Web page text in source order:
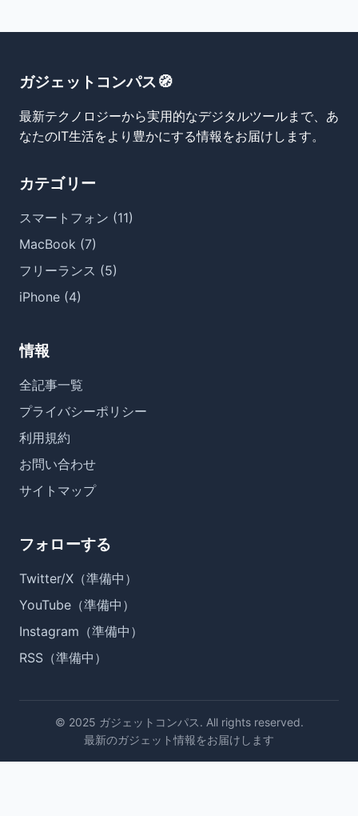
ガジェットコンパス🧭
最新テクノロジーから実用的なデジタルツールまで、あ
なたのIT生活をより豊かにする情報をお届けします。
カテゴリー
スマートフォン (11)
MacBook (7)
フリーランス (5)
iPhone (4)
情報
全記事一覧
プライバシーポリシー
利用規約
お問い合わせ
サイトマップ
フォローする
Twitter/X（準備中）
YouTube（準備中）
Instagram（準備中）
RSS（準備中）
© 2025 ガジェットコンパス. All rights reserved.
最新のガジェット情報をお届けします